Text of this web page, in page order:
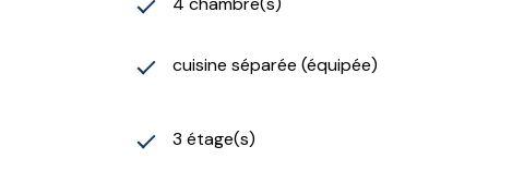
cuisine séparée (équipée)
3 étage(s)